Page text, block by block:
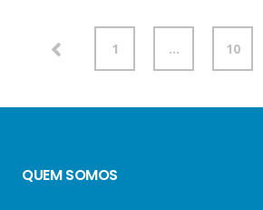
1 … 10
QUEM SOMOS